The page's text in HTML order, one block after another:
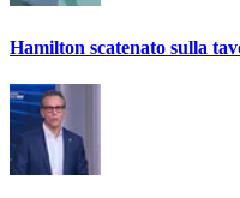
Hamilton scatenato sulla